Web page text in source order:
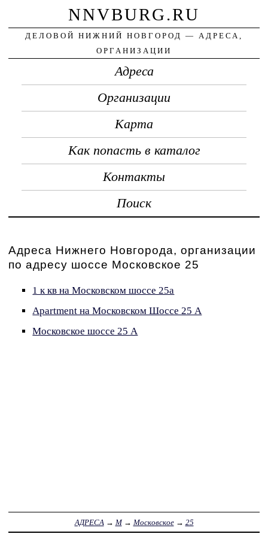
NNVBURG.RU
ДЕЛОВОЙ НИЖНИЙ НОВГОРОД — АДРЕСА,
ОРГАНИЗАЦИИ
Адреса
Организации
Карта
Как попасть в каталог
Контакты
Поиск
Адреса Нижнего Новгорода, организации
по адресу шоссе Московское 25
1 к кв на Московском шоссе 25а
Apartment на Московском Шоссе 25 А
Московское шоссе 25 А
АДРЕСА → М→ Московское→ 25